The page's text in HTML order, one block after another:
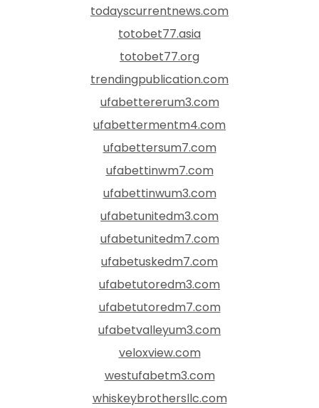
todayscurrentnews.com
totobet77.asia
totobet77.org
trendingpublication.com
ufabettererum3.com
ufabettermentm4.com
ufabettersum7.com
ufabettinwm7.com
ufabettinwum3.com
ufabetunitedm3.com
ufabetunitedm7.com
ufabetuskedm7.com
ufabetutoredm3.com
ufabetutoredm7.com
ufabetvalleyum3.com
veloxview.com
westufabetm3.com
whiskeybrothersllc.com